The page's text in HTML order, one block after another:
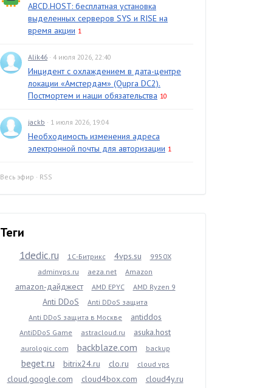
ABCD.HOST: бесплатная установка
выделенных серверов SYS и RISE на
время акции 1
Alik46 · 4 июля 2026, 22:40
Инцидент с охлаждением в дата-центре
локации «Амстердам» (Qupra DC2).
Постмортем и наши обязательства 10
jackb · 1 июля 2026, 19:04
Необходимость изменения адреса
электронной почты для авторизации 1
Весь эфир · RSS
Теги
1dedic.ru 1С-Битрикс 4vps.su
9950X
adminvps.ru
aeza.net Amazon
amazon-дайджест AMD EPYC AMD Ryzen 9
Anti DDoS
Anti DDoS защита
Anti DDoS защита в Москве
antiddos
AntiDDoS Game astracloud.ru asuka.host
aurologic.com backblaze.com backup
beget.ru bitrix24.ru clo.ru cloud vps
cloud.google.com cloud4box.com cloud4y.ru